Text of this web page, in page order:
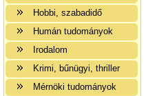
Hobbi, szabadidő
Humán tudományok
Irodalom
Krimi, bűnügyi, thriller
Mérnöki tudományok